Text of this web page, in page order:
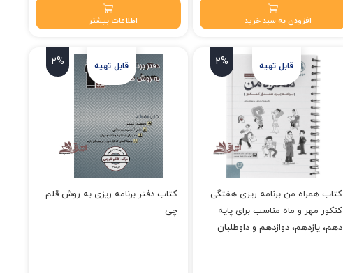
افزودن به سبد خرید اطلاعات بیشتر
2%
کتاب همراه من برنامه ریزی هفتگی
کنکور مهر و ماه مناسب برای پایه
دهم، یازدهم، دوازدهم و داوطلبان
2%
کتاب دفتر برنامه ریزی به روش قلم
چی